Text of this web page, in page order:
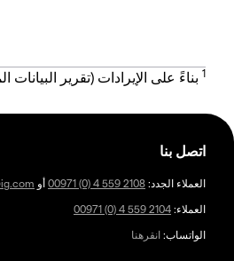
1 بناءً على الإيرادات (تقرير البيانات
اتصل بنا
العملاء الجدد: 00971 (0) 4 559 2108 أو
العملاء: 00971 (0) 4 559 2104
الواتساب: انقرهنا